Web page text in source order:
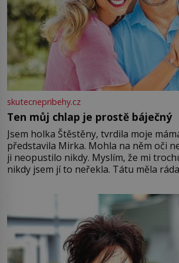
skutecnepribehy.cz
Ten můj chlap je prostě báječný
Jsem holka Štěstěny, tvrdila moje
představila Mirka. Mohla na něm oči
ji neopustilo nikdy. Myslím, že mi
nikdy jsem jí to neřekla. Tátu měla
Jsme spolu moc rádi Tehdy byla jiná